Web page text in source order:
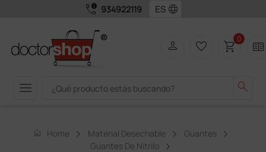
call_quality 934922119 language
menu search
person favorite_border shopping_cart0 two_pager
home Home Material Desechable
Guantes
Guantes De Nitrilo